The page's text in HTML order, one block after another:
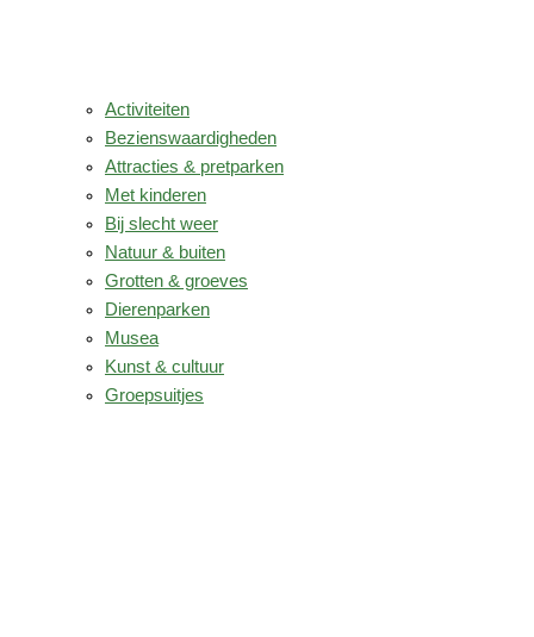
Activiteiten
Bezienswaardigheden
Attracties & pretparken
Met kinderen
Bij slecht weer
Natuur & buiten
Grotten & groeves
Dierenparken
Musea
Kunst & cultuur
Groepsuitjes